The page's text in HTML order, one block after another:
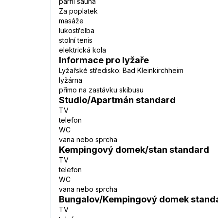
Za poplatek
masáže
lukostřelba
stolní tenis
elektrická kola
Informace pro lyžaře
Lyžařské středisko: Bad Kleinkirchheim
lyžárna
přímo na zastávku skibusu
Studio/Apartmán standard
TV
telefon
WC
vana nebo sprcha
Kempingový domek/stan standard
TV
telefon
WC
vana nebo sprcha
Bungalov/Kempingový domek
TV